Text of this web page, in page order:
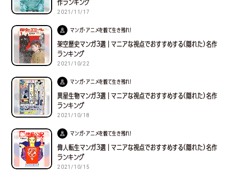
作ランキング
2021/11/17
マンガ・アニメを観て生き残れ！
架空歴史マンガ３選｜マニアな視点でおすすめする(隠れた)名作
ランキング
2021/10/22
マンガ・アニメを観て生き残れ！
異星生物マンガ３選｜マニアな視点でおすすめする(隠れた)名作
ランキング
2021/10/18
マンガ・アニメを観て生き残れ！
偉人転生マンガ３選｜マニアな視点でおすすめする(隠れた)名作
ランキング
2021/10/15